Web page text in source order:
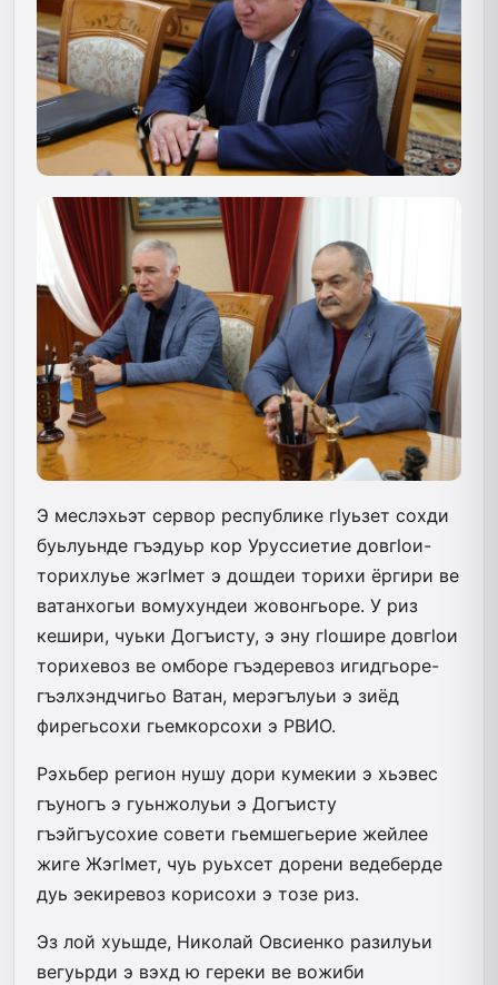
Э меслэхьэт сервор республике гlуьзет сохди
буьлуьнде гъэдуьр кор Уруссиетие довгlои-
торихлуье жэгlмет э дошдеи торихи ёргири ве
ватанхогьи вомухундеи жовонгьоре. У риз
кешири, чуьки Догъисту, э эну гlошире довгlои
торихевоз ве омборе гъэдеревоз игидгьоре-
гъэлхэндчигьо Ватан, мерэгълуьи э зиёд
фирегьсохи гьемкорсохи э РВИО.
Рэхьбер регион нушу дори кумекии э хьэвес
гъуногъ э гуьнжолуьи э Догъисту
гъэйгъусохие совети гьемшегьерие жейлее
жиге Жэгlмет, чуь руьхсет дорени ведеберде
дуь эекиревоз корисохи э тозе риз.
Эз лой хуьшде, Николай Овсиенко разилуьи
вегуьрди э вэхд ю гереки ве вожиби